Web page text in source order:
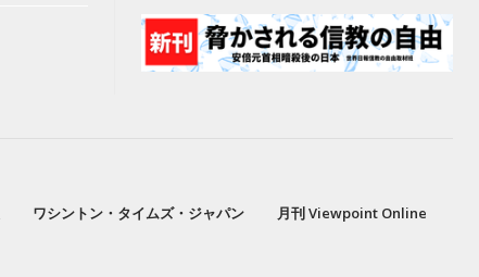
ワシントン・タイムズ・ジャパン 月刊 Viewpoint Online